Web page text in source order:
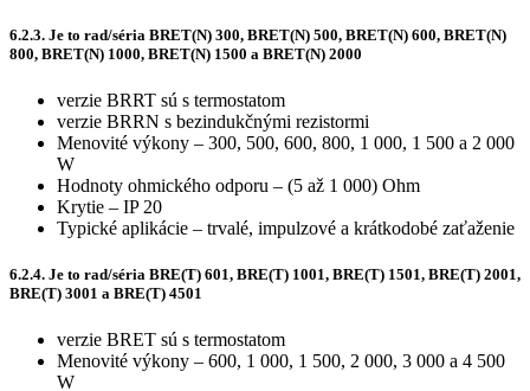
6.2.3. Je to rad/séria BRET(N) 300, BRET(N) 500, BRET(N) 600, BRET(N)
800, BRET(N) 1000, BRET(N) 1500 a BRET(N) 2000
verzie BRRT sú s termostatom
verzie BRRN s bezindukčnými rezistormi
Menovité výkony – 300, 500, 600, 800, 1 000, 1 500 a 2 000
W
Hodnoty ohmického odporu – (5 až 1 000) Ohm
Krytie – IP 20
Typické aplikácie – trvalé, impulzové a krátkodobé zaťaženie
6.2.4. Je to rad/séria BRE(T) 601, BRE(T) 1001, BRE(T) 1501, BRE(T) 2001,
BRE(T) 3001 a BRE(T) 4501
verzie BRET sú s termostatom
Menovité výkony – 600, 1 000, 1 500, 2 000, 3 000 a 4 500
W